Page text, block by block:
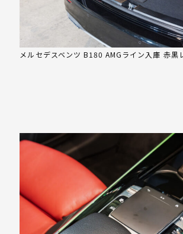
メルセデスベンツ B180 AMGライン入庫 赤